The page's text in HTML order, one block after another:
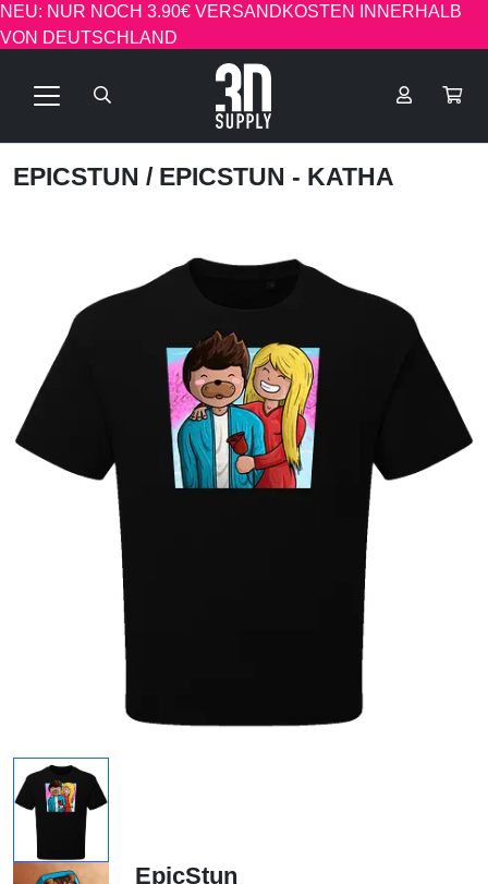
NEU: NUR NOCH 3.90€ VERSANDKOSTEN INNERHALB
VON DEUTSCHLAND
EPICSTUN / EPICSTUN - KATHA
EpicStun